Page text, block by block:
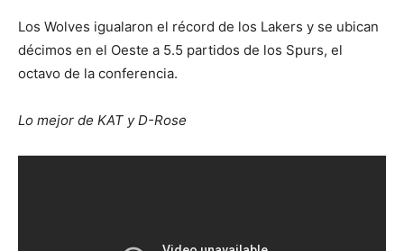
Los Wolves igualaron el récord de los Lakers y se ubican
décimos en el Oeste a 5.5 partidos de los Spurs, el
octavo de la conferencia.
Lo mejor de KAT y D-Rose